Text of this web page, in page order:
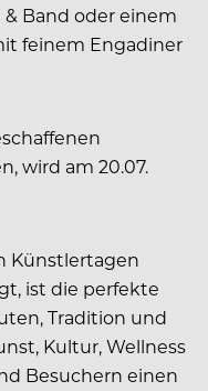
Band oder einem
feinem Engadiner
wird am 20.07.
Künstlertagen
ist die perfekte
Tradition und
Kultur, Wellness
Besuchern einen